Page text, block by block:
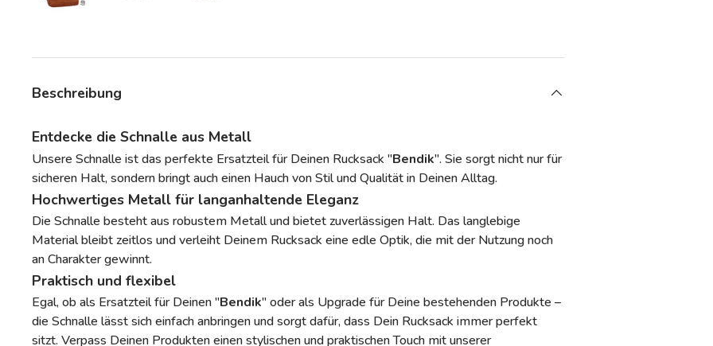
Beschreibung
Entdecke die Schnalle aus Metall
Unsere Schnalle ist das perfekte Ersatzteil für Deinen Rucksack "Bendik". Sie sorgt nicht nur für
sicheren Halt, sondern bringt auch einen Hauch von Stil und Qualität in Deinen Alltag.
Hochwertiges Metall für langanhaltende Eleganz
Die Schnalle besteht aus robustem Metall und bietet zuverlässigen Halt. Das langlebige
Material bleibt zeitlos und verleiht Deinem Rucksack eine edle Optik, die mit der Nutzung noch
an Charakter gewinnt.
Praktisch und flexibel
Egal, ob als Ersatzteil für Deinen "Bendik" oder als Upgrade für Deine bestehenden Produkte –
die Schnalle lässt sich einfach anbringen und sorgt dafür, dass Dein Rucksack immer perfekt
sitzt. Verpass Deinen Produkten einen stylischen und praktischen Touch mit unserer